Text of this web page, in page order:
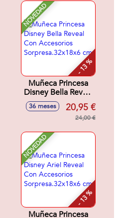
NOVEDAD
- 13 %
Muñeca Princesa
Disney Bella Reveal
Con Accesorios
Sorpresa.32x18x6
36 meses 20,95 €
24,00 €
NOVEDAD
- 13 %
Muñeca Princesa